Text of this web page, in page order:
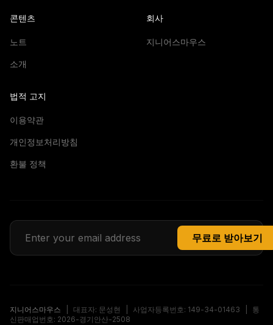
콘텐츠
노트
소개
회사
지니어스마우스
법적 고지
이용약관
개인정보처리방침
환불 정책
무료로 받아보기
지니어스마우스 대표자: 문성현 사업자등록번호: 149-34-01463
통
신판매업번호: 2026-경기안산-2508